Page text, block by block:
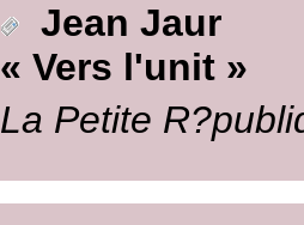
Jean Jaur
« Vers l'unit »
La Petite